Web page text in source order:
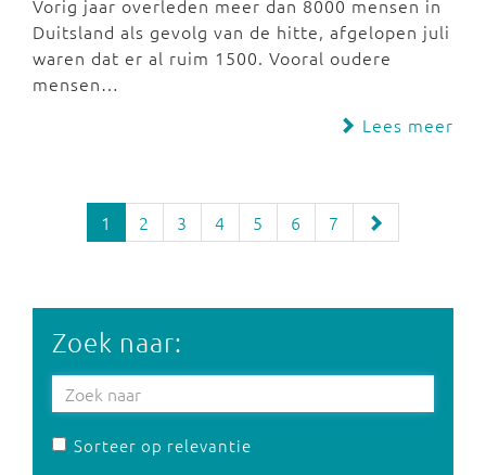
Vorig jaar overleden meer dan 8000 mensen in
Duitsland als gevolg van de hitte, afgelopen juli
waren dat er al ruim 1500. Vooral oudere
mensen…
Lees meer
1 2 3 4 5 6 7
Zoek naar:
Sorteer op relevantie